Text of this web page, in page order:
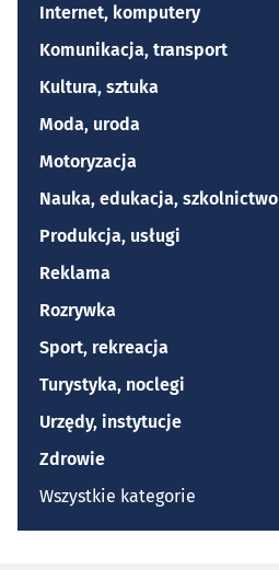
Internet, komputery
Komunikacja, transport
Kultura, sztuka
Moda, uroda
Motoryzacja
Nauka, edukacja, szkolnictwo
Produkcja, usługi
Reklama
Rozrywka
Sport, rekreacja
Turystyka, noclegi
Urzędy, instytucje
Zdrowie
Wszystkie kategorie